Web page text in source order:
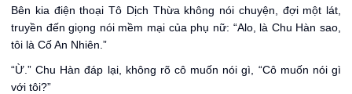
Bên kia điện thoại Tô Dịch Thừa không nói chuyện, đợi một lát,
truyền đến giọng nói mềm mại của phụ nữ: “Alo, là Chu Hàn sao,
tôi là Cố An Nhiên.”
“Ừ.” Chu Hàn đáp lại, không rõ cô muốn nói gì, “Cô muốn nói gì
với tôi?”